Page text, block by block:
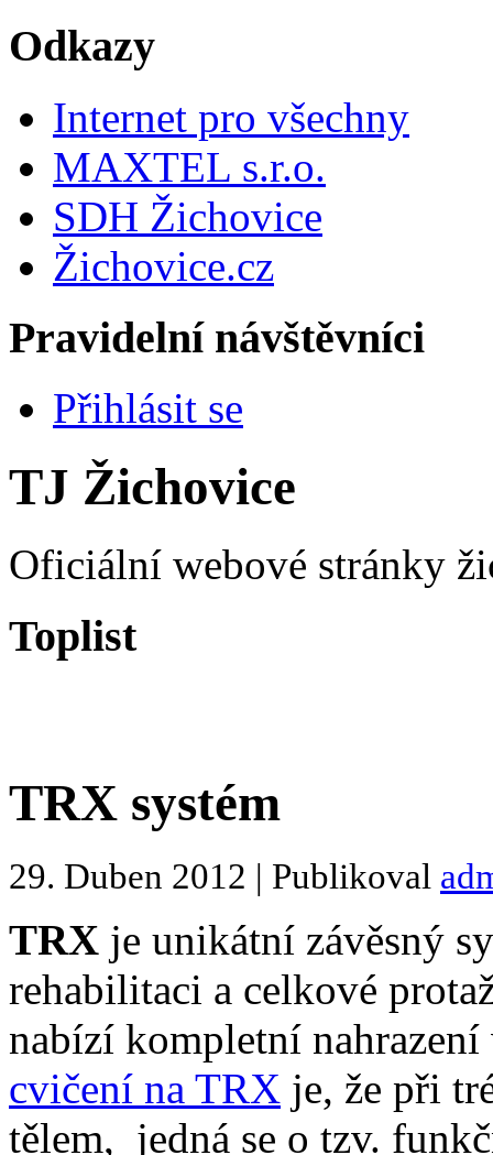
Odkazy
Internet pro všechny
MAXTEL s.r.o.
SDH Žichovice
Žichovice.cz
Pravidelní návštěvníci
Přihlásit se
TJ Žichovice
Oficiální webové stránky
Toplist
TRX systém
29. Duben 2012 | Publikoval
TRX je unikátní závěsný
rehabilitaci a celkové
nabízí kompletní
cvičení na TRX je, že při
tělem, jedná se o tzv.